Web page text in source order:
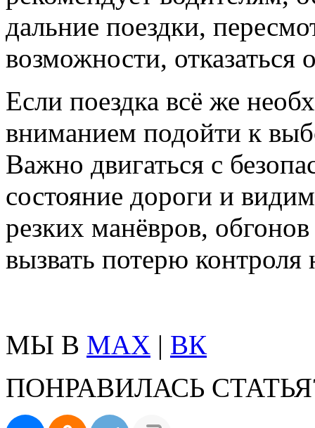
дальние поездки,
возможности, отказаться
Если поездка всё же
вниманием подойти к
Важно двигаться с
состояние дороги и
резких манёвров,
вызвать потерю
МЫ В MAX | ВК
ПОНРАВИЛАСЬ